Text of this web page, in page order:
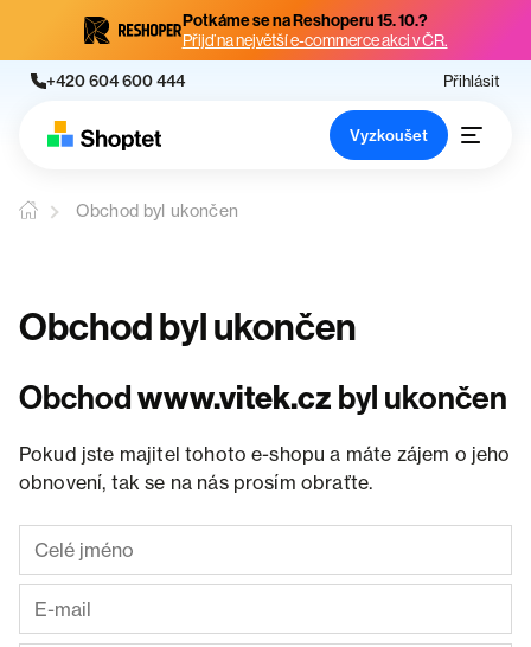
Potkáme se na Reshoperu 15. 10.?
Přijď na největší e-commerce akci v ČR.
+420 604 600 444 Přihlásit
Vyzkoušet
Obchod byl ukončen
Obchod byl ukončen
Obchodwww.vitek.cz byl ukončen
Pokud jste majitel tohoto e-shopu a máte zájem o jeho
obnovení, tak se na nás prosím obraťte.